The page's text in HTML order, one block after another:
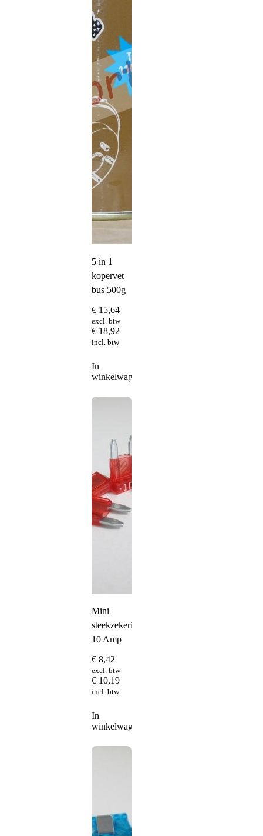
5 in 1
kopervet
bus 500g
€ 15,64
excl. btw
€ 18,92
incl. btw
In
winkelwagen
Mini
steekzekering
10 Amp
€ 8,42
excl. btw
€ 10,19
incl. btw
In
winkelwagen